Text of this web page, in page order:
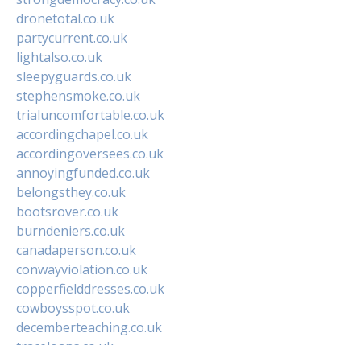
dronetotal.co.uk
partycurrent.co.uk
lightalso.co.uk
sleepyguards.co.uk
stephensmoke.co.uk
trialuncomfortable.co.uk
accordingchapel.co.uk
accordingoversees.co.uk
annoyingfunded.co.uk
belongsthey.co.uk
bootsrover.co.uk
burndeniers.co.uk
canadaperson.co.uk
conwayviolation.co.uk
copperfielddresses.co.uk
cowboysspot.co.uk
decemberteaching.co.uk